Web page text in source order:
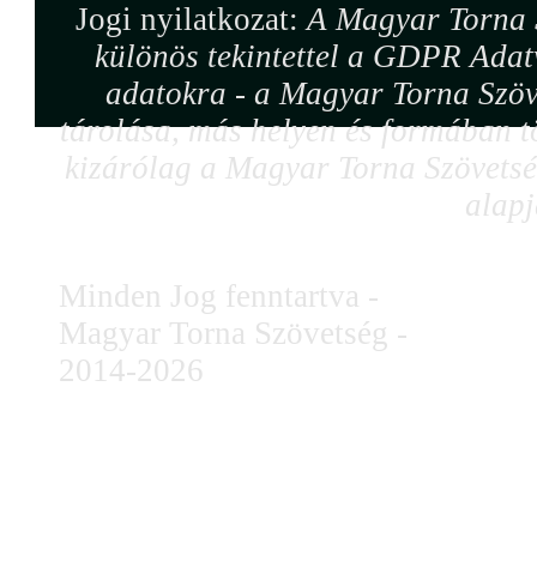
Jogi nyilatkozat:A Magyar Torna
különös tekintettel a GDPR
adatokra - a Magyar Torna
tárolása, más helyen és formában
kizárólag a Magyar Torna
Minden Jog fenntartva -
Magyar Torna Szövetség -
2014-2026